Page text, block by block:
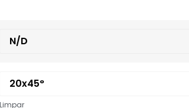
Limpar